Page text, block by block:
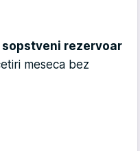
rezervoar
meseca bez